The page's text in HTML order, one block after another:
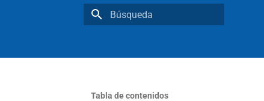
Tabla de contenidos